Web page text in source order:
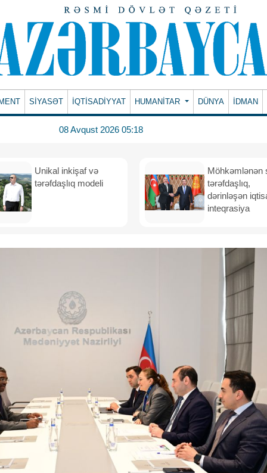
SİYASƏT İQTİSADİYYAT HUMANITAR DÜNYA İDMAN
08 Avqust 2026 05:18
Unikal inkişaf və
tərəfdaşlıq modeli
Möhkəmlənən
tərəfdaşlıq,
dərinləşən
inteqrasiya